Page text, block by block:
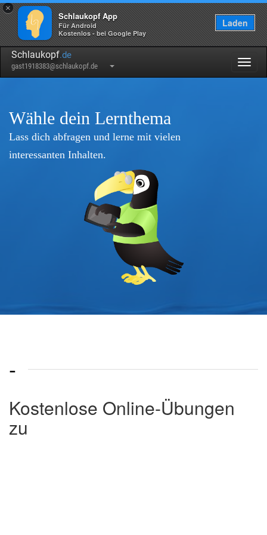
×
Schlaukopf App
Für Android
Kostenlos - bei Google Play
Laden
Schlaukopf.de
gast1918383@schlaukopf.de
Wähle dein Lernthema
Lass dich abfragen und lerne mit vielen
interessanten Inhalten.
-
Kostenlose Online-Übungen
zu